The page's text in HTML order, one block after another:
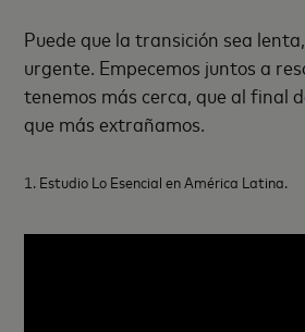
Puede que la transición sea
urgente. Empecemos juntos a
tenemos más cerca, que al final
que más extrañamos.
1. Estudio Lo Esencial en América Latina.